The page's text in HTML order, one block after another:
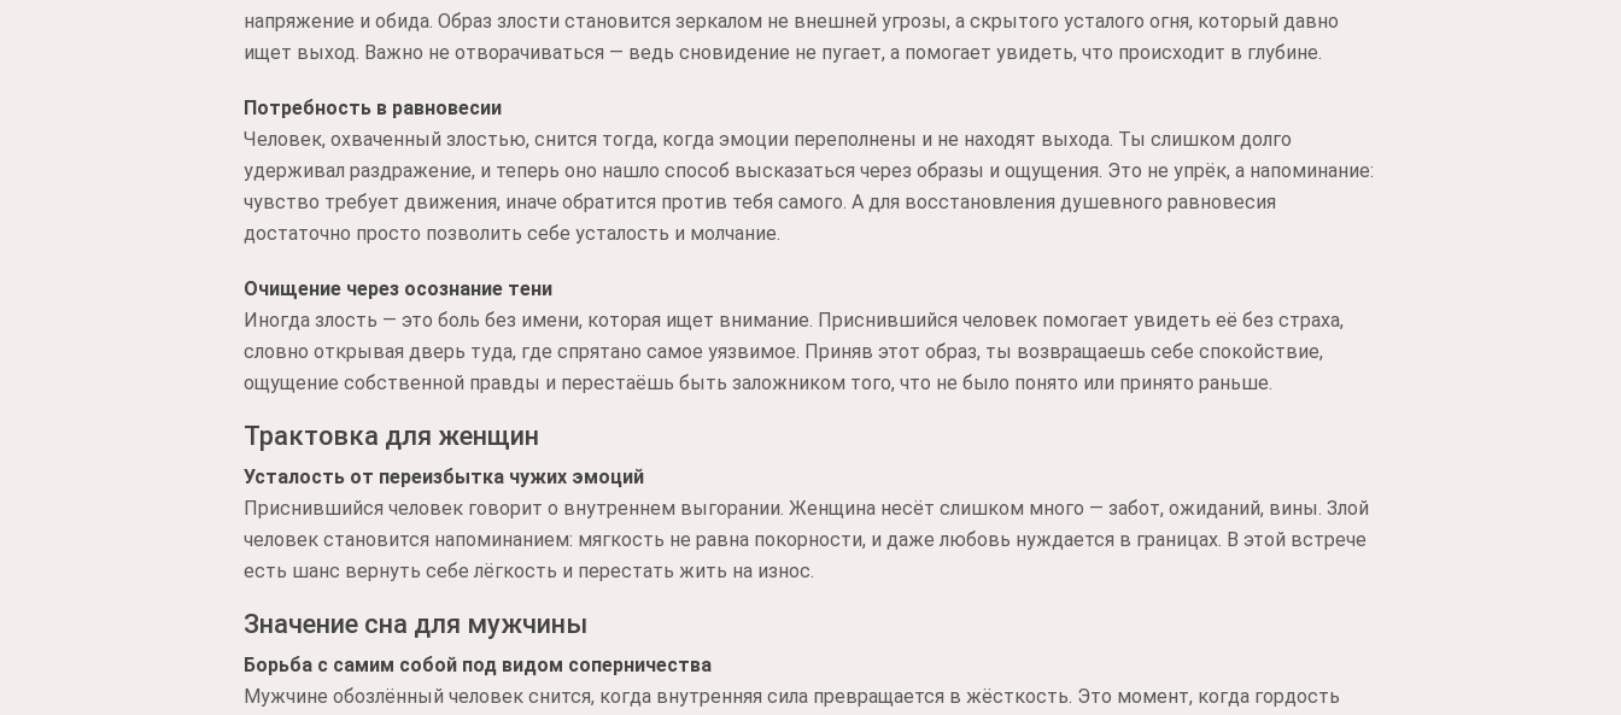
напряжение и обида. Образ злости становится зеркалом не внешней угрозы, а скрытого усталого огня, который давно
ищет выход. Важно не отворачиваться — ведь сновидение не пугает, а помогает увидеть, что происходит в глубине.
Потребность в равновесии
Человек, охваченный злостью, снится тогда, когда эмоции переполнены и не находят выхода. Ты слишком долго
удерживал раздражение, и теперь оно нашло способ высказаться через образы и ощущения. Это не упрёк, а напоминание:
чувство требует движения, иначе обратится против тебя самого. А для восстановления душевного равновесия
достаточно просто позволить себе усталость и молчание.
Очищение через осознание тени
Иногда злость — это боль без имени, которая ищет внимание. Приснившийся человек помогает увидеть её без страха,
словно открывая дверь туда, где спрятано самое уязвимое. Приняв этот образ, ты возвращаешь себе спокойствие,
ощущение собственной правды и перестаёшь быть заложником того, что не было понято или принято раньше.
Трактовка для женщин
Усталость от переизбытка чужих эмоций
Приснившийся человек говорит о внутреннем выгорании. Женщина несёт слишком много — забот, ожиданий, вины. Злой
человек становится напоминанием: мягкость не равна покорности, и даже любовь нуждается в границах. В этой встрече
есть шанс вернуть себе лёгкость и перестать жить на износ.
Значение сна для мужчины
Борьба с самим собой под видом соперничества
Мужчине обозлённый человек снится, когда внутренняя сила превращается в жёсткость. Это момент, когда гордость